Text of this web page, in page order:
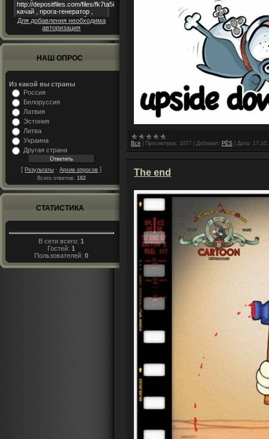
Для добавления необходима
авторизация
НАШ ОПРОС
Из какой вы страны
Россия
Белоруссия
Латвия
Эстония
Литва
Украина
Другая страна
[Результаты ·Архив опросов ]
Всего ответов: 182
СТАТИСТИКА
В сети всего:1
Гостей:1
Пользователей:0
Всё Просмотров: 1077 Добавил: PЁS Дата:
The end